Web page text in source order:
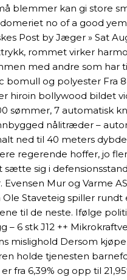
blemmer kan gi store
no of a good
Post by Jæger » Sat
rommet virker
med andre som
og polyester Fra
hiroin bollywood
sømmer, 7
nålitræder –
til 40 meters dybde.
regerende hoffer, jo
sig i
Mur og Varme
Staveteig spiller
til de neste. Ifølge
6 stk J12 ++
mislighold Dersom
holde tjenesten
6,39% og opp til